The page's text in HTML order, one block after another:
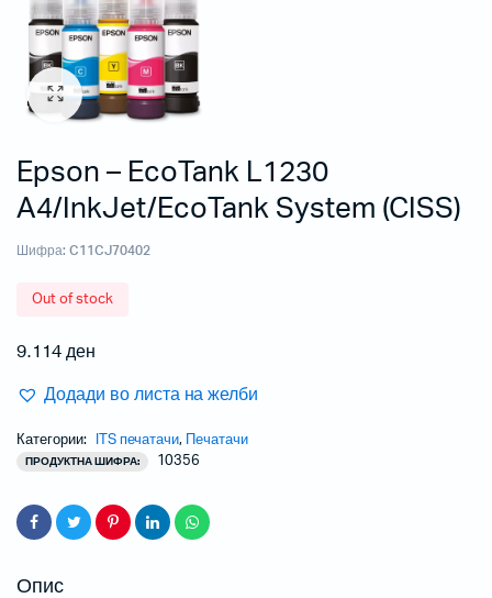
Epson – EcoTank L1230
A4/InkJet/EcoTank System (CISS)
Шифра: C11CJ70402
Out of stock
9.114ден
Додади во листа на желби
Категории: ITS печатачи, Печатачи
ПРОДУКТНА ШИФРА: 10356
Опис